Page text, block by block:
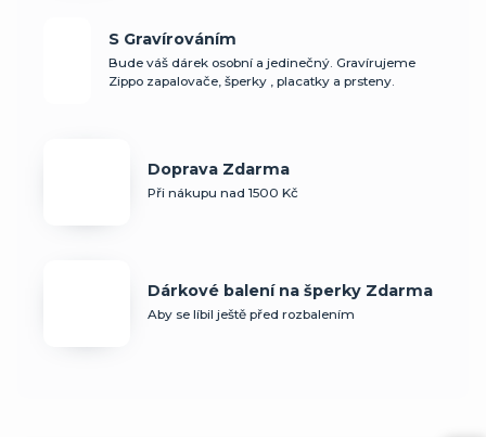
S Gravírováním
Bude váš dárek osobní a jedinečný. Gravírujeme
Zippo zapalovače, šperky , placatky a prsteny.
Doprava Zdarma
Při nákupu nad 1500 Kč
Dárkové balení na šperky Zdarma
Aby se líbil ještě před rozbalením